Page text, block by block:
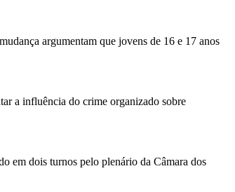
argumentam que jovens de 16 e 17 anos
a influência do crime organizado sobre
em dois turnos pelo plenário da Câmara dos